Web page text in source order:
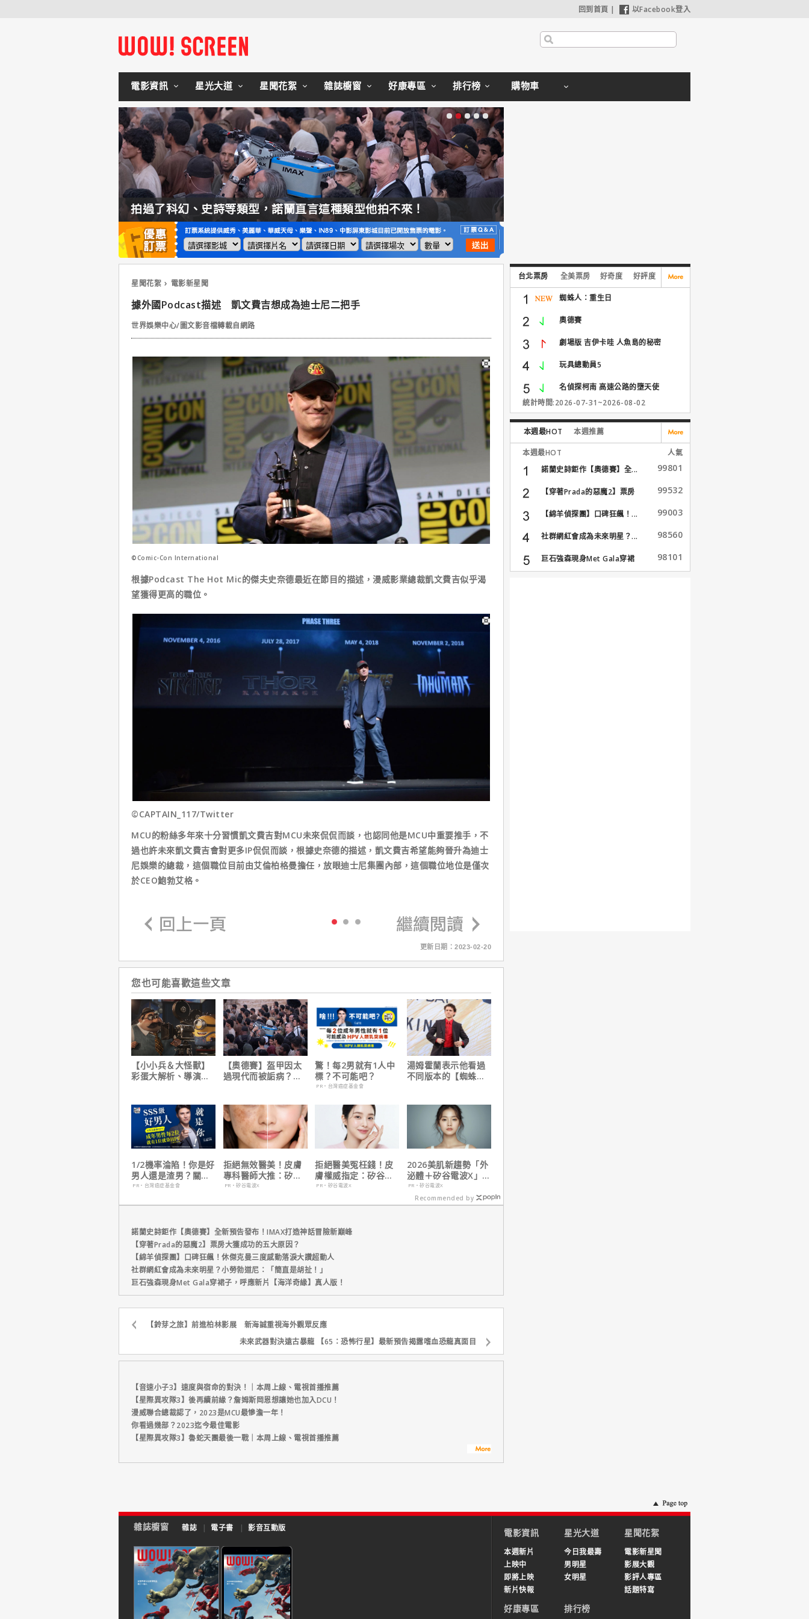
回到首頁 | 以Facebook登入
電影資訊 星光大道 星聞花絮 雜誌櫥窗 好康專區 排行榜 購物車
拍過了科幻、史詩等類型，諾蘭直言這種類型他拍不來！
星聞花絮 電影新星聞
據外國Podcast描述 凱文費吉想成為迪士尼二把手
世界娛樂中心/圖文影音檔轉載自網路
©Comic-Con International
根據Podcast The Hot Mic的傑夫史奈德最近在節目的描述，漫威影業總裁凱文費吉似乎渴
望獲得更高的職位。
©CAPTAIN_117/Twitter
MCU的粉絲多年來十分習慣凱文費吉對MCU未來侃侃而談，也認同他是MCU中重要推手，不
過也許未來凱文費吉會對更多IP侃侃而談，根據史奈德的描述，凱文費吉希望能夠晉升為迪士
尼娛樂的總裁，這個職位目前由艾倫柏格曼擔任，放眼迪士尼集團內部，這個職位地位是僅次
於CEO鮑勃艾格。
更新日期：2023-02-20
您也可能喜歡這些文章
【小小兵＆大怪獸】
彩蛋大解析、導演皮
【奧德賽】盔甲因太
過現代而被詬病？導
驚！每2男就有1人中
標？不可能吧？
PR・台灣癌症基金會
湯姆霍蘭表示他看過
不同版本的【蜘蛛
1/2機率淪陷！你是好
男人還是渣男？關鍵
在這
PR・台灣癌症基金會
拒絕無效醫美！皮膚
專科醫師大推：矽谷
電波 X 讓肌膚由內而
PR・矽谷電波X
拒絕醫美冤枉錢！皮
膚權威指定：矽谷電
波 X 由內而外養出逆
PR・矽谷電波X
2026美肌新趨勢「外
泌體＋矽谷電波X」聯
手，開啟高階養膚新
世代
PR・矽谷電波X
Recommended by
諾蘭史詩鉅作【奧德賽】全新預告發布！IMAX打造神話冒險新巔峰
【穿著Prada的惡魔2】票房大獲成功的五大原因？
【綿羊偵探團】口碑狂飆！休傑克曼三度感動落淚大讚超動人
社群網紅會成為未來明星？小勞勃道尼：「簡直是胡扯！」
巨石強森現身Met Gala穿裙子，呼應新片【海洋奇緣】真人版！
【鈴芽之旅】前進柏林影展 新海誠重視海外觀眾反應
未來武器對決遠古暴龍 【65：恐怖行星】最新預告揭露嗜血恐龍真面目
【音速小子3】速度與宿命的對決！｜本周上線、電視首播推薦
【星際異攻隊3】後再續前緣？詹姆斯岡恩想讓她也加入DCU！
漫威聯合總裁認了，2023是MCU最慘澹一年！
你看過幾部？2023迄今最佳電影
【星際異攻隊3】魯蛇天團最後一戰｜本周上線、電視首播推薦
台北票房 全美票房 好奇度 好評度
蜘蛛人：重生日
奧德賽
劇場版 吉伊卡哇 人魚島的秘密
玩具總動員5
名偵探柯南 高速公路的墮天使
統計時間:2026-07-31~2026-08-02
本週最HOT 本週推薦
本週最HOT
人氣
諾蘭史詩鉅作【奧德賽】全...
99801
【穿著Prada的惡魔2】票房
99532
【綿羊偵探團】口碑狂飆！... 99003
社群網紅會成為未來明星？... 98560
巨石強森現身Met Gala穿裙
子...
98101
雜誌櫥窗 雜誌 | 電子書 | 影音互動版 電影資訊
本週新片
上映中
即將上映
新片快報
星光大道
今日我最壽
男明星
女明星
星聞花絮
電影新星聞
影展大觀
影評人專區
話題特寫
好康專區 排行榜